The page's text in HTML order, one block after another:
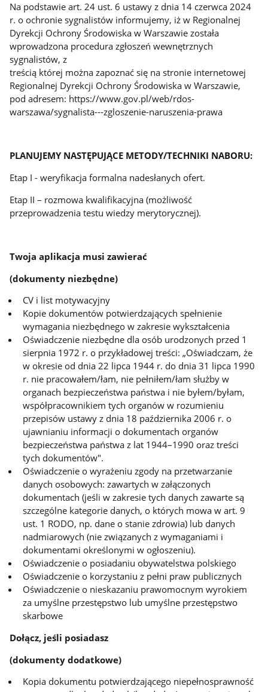
Na podstawie art. 24 ust. 6 ustawy z dnia 14 czerwca 2024
r. o ochronie sygnalistów informujemy, iż w Regionalnej
Dyrekcji Ochrony Środowiska w Warszawie została
wprowadzona procedura zgłoszeń wewnętrznych
sygnalistów, z
treścią której można zapoznać się na stronie internetowej
Regionalnej Dyrekcji Ochrony Środowiska w Warszawie,
pod adresem: https://www.gov.pl/web/rdos-
warszawa/sygnalista---zgloszenie-naruszenia-prawa
PLANUJEMY NASTĘPUJĄCE METODY/TECHNIKI NABORU:
Etap I - weryfikacja formalna nadesłanych ofert.
Etap II – rozmowa kwalifikacyjna (możliwość
przeprowadzenia testu wiedzy merytorycznej).
Twoja aplikacja musi zawierać
(dokumenty niezbędne)
CV i list motywacyjny
Kopie dokumentów potwierdzających spełnienie
wymagania niezbędnego w zakresie wykształcenia
Oświadczenie niezbędne dla osób urodzonych przed 1
sierpnia 1972 r. o przykładowej treści: „Oświadczam, że
w okresie od dnia 22 lipca 1944 r. do dnia 31 lipca 1990
r. nie pracowałem/łam, nie pełniłem/łam służby w
organach bezpieczeństwa państwa i nie byłem/byłam,
współpracownikiem tych organów w rozumieniu
przepisów ustawy z dnia 18 października 2006 r. o
ujawnianiu informacji o dokumentach organów
bezpieczeństwa państwa z lat 1944–1990 oraz treści
tych dokumentów".
Oświadczenie o wyrażeniu zgody na przetwarzanie
danych osobowych: zawartych w załączonych
dokumentach (jeśli w zakresie tych danych zawarte są
szczególne kategorie danych, o których mowa w art. 9
ust. 1 RODO, np. dane o stanie zdrowia) lub danych
nadmiarowych (nie związanych z wymaganiami i
dokumentami określonymi w ogłoszeniu).
Oświadczenie o posiadaniu obywatelstwa polskiego
Oświadczenie o korzystaniu z pełni praw publicznych
Oświadczenie o nieskazaniu prawomocnym wyrokiem
za umyślne przestępstwo lub umyślne przestępstwo
skarbowe
Dołącz, jeśli posiadasz
(dokumenty dodatkowe)
Kopia dokumentu potwierdzającego niepełnosprawność